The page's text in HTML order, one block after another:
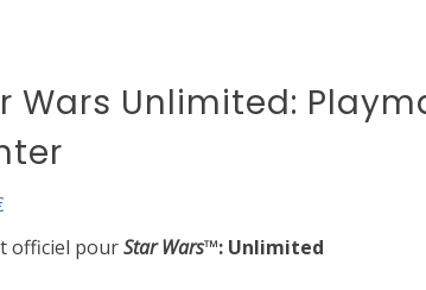
Wars Unlimited:
officiel pourStar Wars™: Unlimited